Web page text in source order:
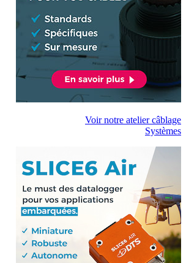
Voir notre atelier câblage
Systèmes